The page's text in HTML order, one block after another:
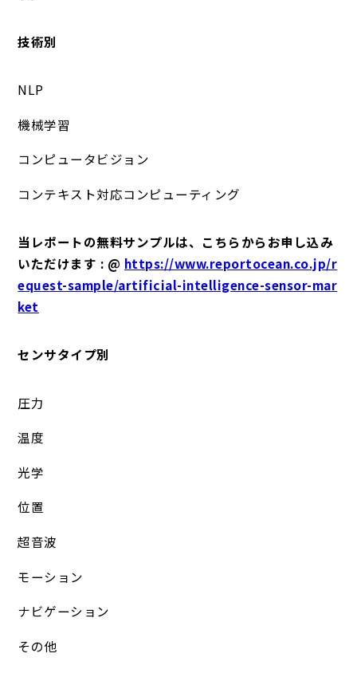
技術別
NLP
機械学習
コンピュータビジョン
コンテキスト対応コンピューティング
当レポートの無料サンプルは、こちらからお申し込み
いただけます : @ https://www.reportocean.co.jp/r
equest-sample/artificial-intelligence-sensor-mar
ket
センサタイプ別
圧力
温度
光学
位置
超音波
モーション
ナビゲーション
その他